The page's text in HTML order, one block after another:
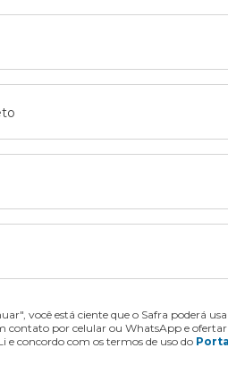
você está ciente que o Safra poderá
contato por celular ou WhatsApp e
e concordo com os termos de uso do